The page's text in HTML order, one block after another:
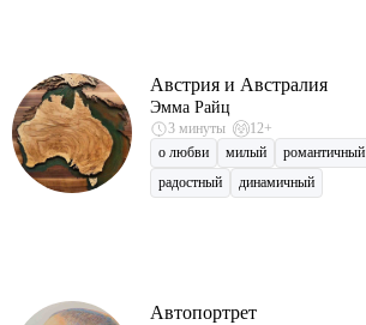
Австрия и Австралия
Эмма Райц
3 минуты
12+
о любви
милый романтичный
радостный
динамичный
Автопортрет